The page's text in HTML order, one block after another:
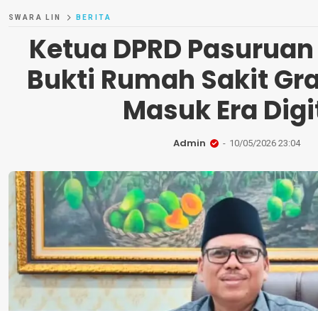
SWARA LIN BERITA
Ketua DPRD
Bukti Rumah Sakit
Masuk Era
Admin 10/05/2026 23:04